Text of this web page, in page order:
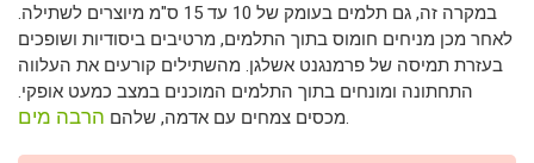
במקרה זה, גם תלמים בעומק של 10 עד 15 ס"מ מיוצרים לשתילה.
לאחר מכן מניחים חומוס בתוך התלמים, מרטיבים ביסודיות ושופכים
בעזרת תמיסה של פרמנגנט אשלגן. מהשתילים קורעים את העלווה
התחתונה ומונחים בתוך התלמים המוכנים במצב כמעט אופקי.
מכסים צמחים עם אדמה, שלהם הרבה מים .